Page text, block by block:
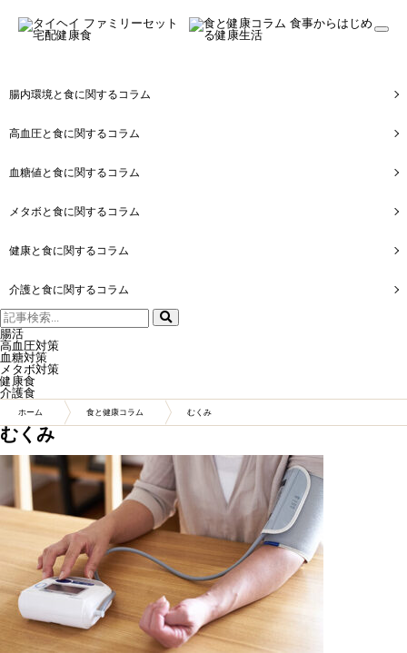
腸内環境と食に関するコラム
高血圧と食に関するコラム
血糖値と食に関するコラム
メタボと食に関するコラム
健康と食に関するコラム
介護と食に関するコラム
検
索:
腸活
高血圧対策
血糖対策
メタボ対策
健康食
介護食
ホーム 食と健康コラム むくみ
むくみ